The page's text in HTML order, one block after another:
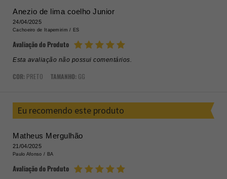
Anezio de lima coelho Junior
24/04/2025
Cachoeiro de Itapemirim / ES
Avaliação do Produto
Esta avaliação não possui comentários.
COR: PRETO TAMANHO: GG
Eu recomendo este produto
Matheus Mergulhão
21/04/2025
Paulo Afonso / BA
Avaliação do Produto